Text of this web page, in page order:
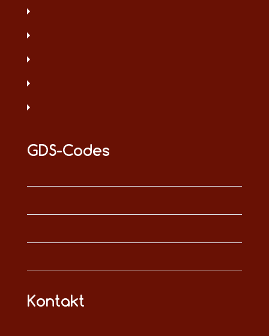
GDS-Codes
Kontakt